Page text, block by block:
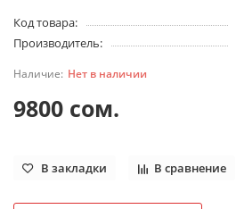
Код товара:
Производитель:
Нет в наличии
9800 сом.
В закладки В сравнение